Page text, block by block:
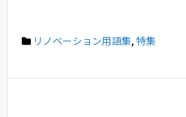
リノベーション用語集, 特集